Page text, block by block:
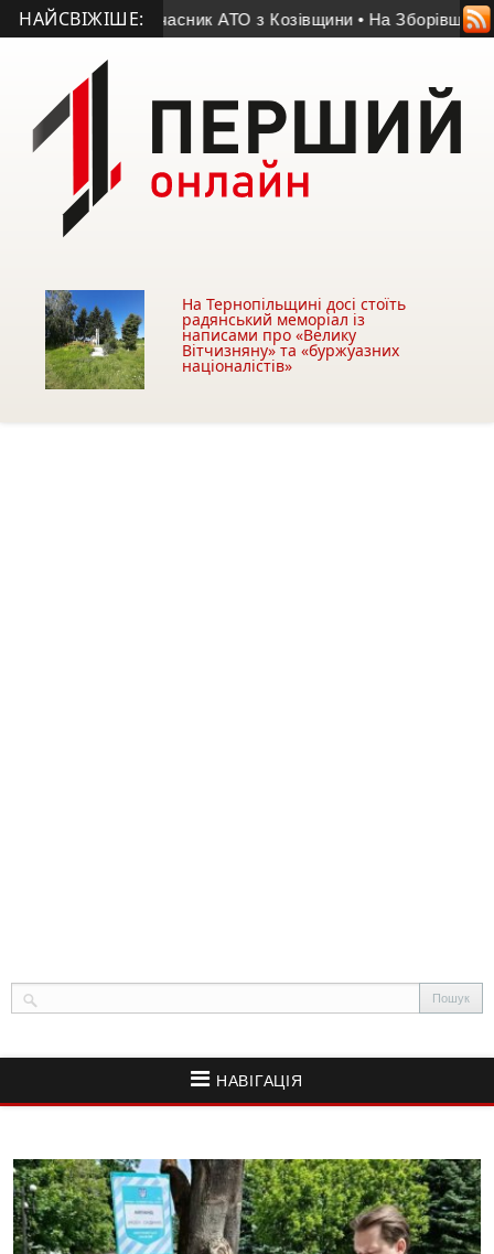
НАЙСВІЖІШЕ:
помер учасник АТО з Козівщини • На Зборівщині
На Тернопільщині досі стоїть
радянський меморіал із
написами про «Велику
Вітчизняну» та «буржуазних
націоналістів»
НАВІГАЦІЯ